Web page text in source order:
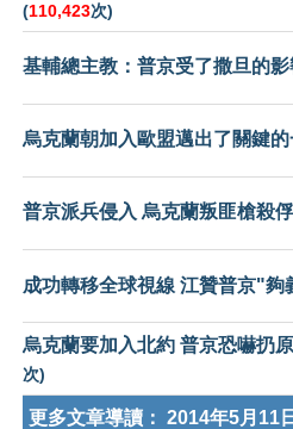
(110,423次)
基輔總主教：普京受了撒旦的影
烏克蘭朝加入歐盟邁出了關鍵
普京派兵侵入 烏克蘭叛匪槍殺
成功轉移全球視線 江贊普京"夠
烏克蘭要加入北約 普京恐嚇扔
次)
更多文章導讀： 2014年5月11日